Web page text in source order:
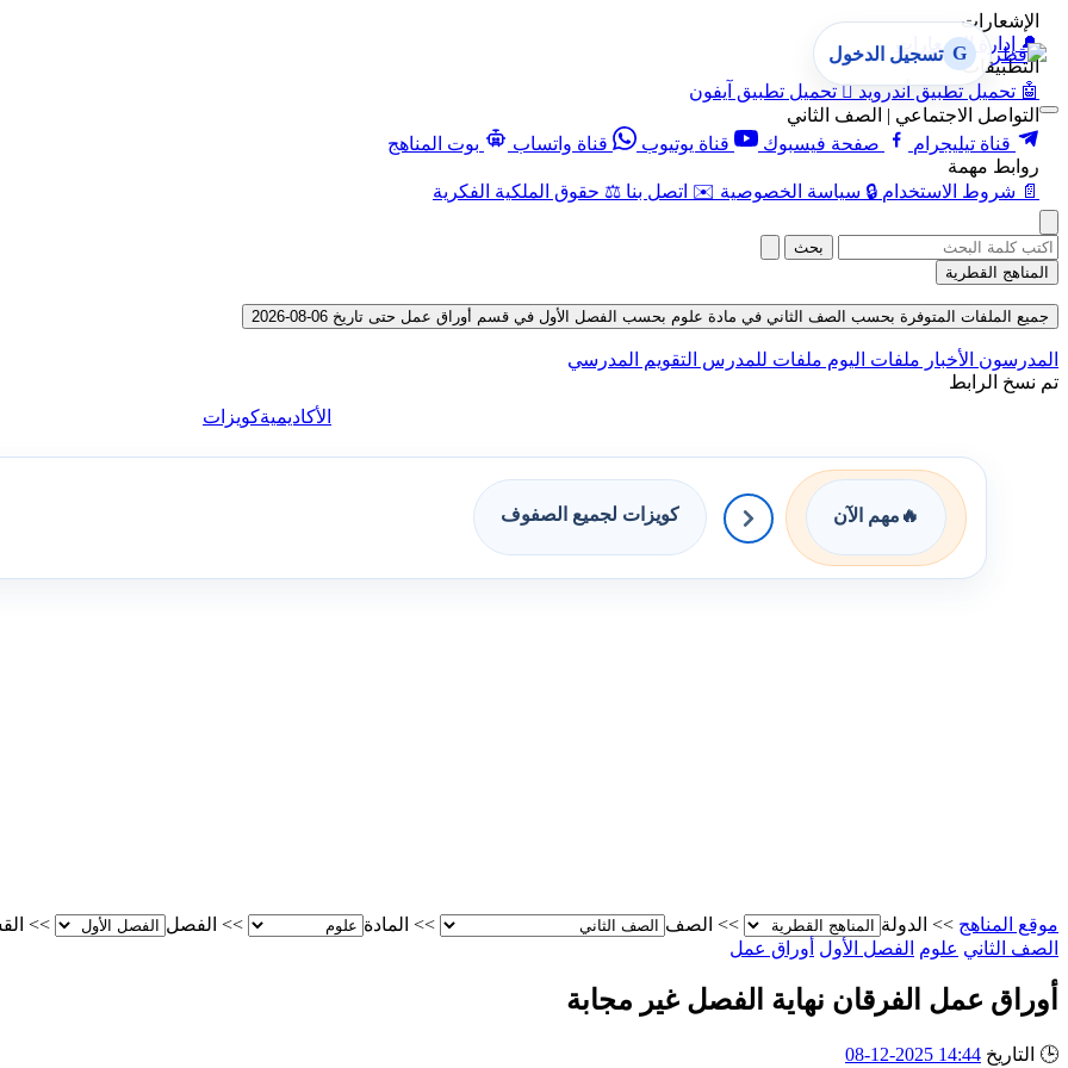
الإشعارات
🔔 إدارة الإشعارات
التطبيقات
🤖 تحميل تطبيق أندرويد  تحميل تطبيق آيفون
التواصل الاجتماعي | الصف الثاني
قناة تيليجرام
صفحة فيسبوك قناة يوتيوب قناة واتساب
بوت المناهج
روابط مهمة
📄 شروط الاستخدام 🔒 سياسة الخصوصية ✉️ اتصل بنا ⚖️ حقوق الملكية الفكرية
G تسجيل الدخول
بحث
المناهج القطرية
جميع الملفات المتوفرة بحسب الصف الثاني في مادة علوم بحسب الفصل الأول في قسم أوراق عمل حتى تاريخ 06-08-2026
المدرسون الأخبار ملفات اليوم ملفات للمدرس التقويم المدرسي
تم نسخ الرابط
الأكاديميةكويزات
🔥 مهم الآن كويزات لجميع الصفوف
موقع المناهج >> الدولة >> الصف >> المادة >> الفصل >>
الصف الثاني علوم الفصل الأول أوراق عمل
أوراق عمل الفرقان نهاية الفصل غير مجابة
🕒 التاريخ 14:44 2025-12-08